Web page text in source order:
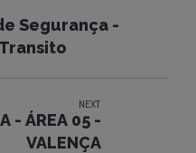
Segurança -
NEXT
- ÁREA 05 -
VALENÇA